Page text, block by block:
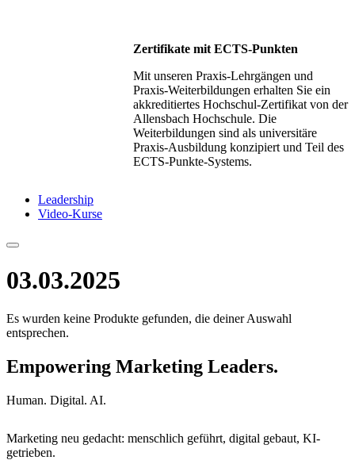
Zertifikate mit ECTS-Punkten
Mit unseren Praxis-Lehrgängen und
Praxis-Weiterbildungen erhalten Sie ein
akkreditiertes Hochschul-Zertifikat von der
Allensbach Hochschule. Die
Weiterbildungen sind als universitäre
Praxis-Ausbildung konzipiert und Teil des
ECTS-Punkte-Systems.
Leadership
Video-Kurse
03.03.2025
Es wurden keine Produkte gefunden, die deiner Auswahl
entsprechen.
Empowering Marketing Leaders.
Human. Digital. AI.
Marketing neu gedacht: menschlich geführt, digital gebaut, KI-
getrieben.